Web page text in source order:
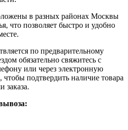
в разных районах Москвы
что позволяет быстро и удобно
по предварительному
обязательно свяжитесь с
или через электронную
чтобы подтвердить наличие товара
заказа.